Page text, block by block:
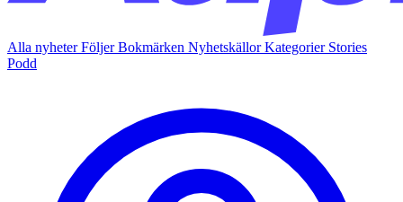
Alla nyheterFöljerBokmärken NyhetskällorKategorier Stories
Podd